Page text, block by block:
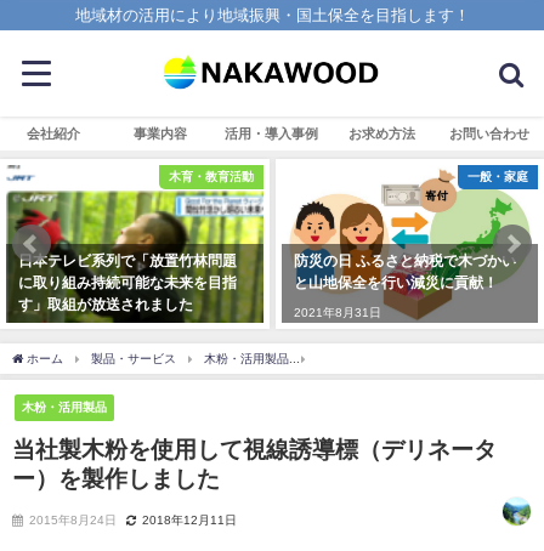
地域材の活用により地域振興・国土保全を目指します！
会社紹介 事業内容 活用・導入事例 お求め方法 お問い合わせ
木育・教育活動
日本テレビ系列で「放置竹林問題
に取り組み持続可能な未来を目指
す」取組が放送されました
一般・家庭
防災の日 ふるさと納税で木づかい
と山地保全を行い減災に貢献！
2021年8月31日
ホーム 製品・サービス 木粉・活用製品
木粉・活用製品
当社製木粉を使用して視線誘導標（デリネータ
ー）を製作しました
2015年8月24日 2018年12月11日